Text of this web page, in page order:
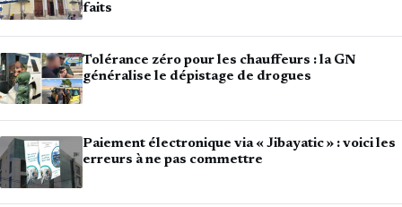
faits
Tolérance zéro pour les chauffeurs : la GN
généralise le dépistage de drogues
Paiement électronique via « Jibayatic » : voici les
erreurs à ne pas commettre